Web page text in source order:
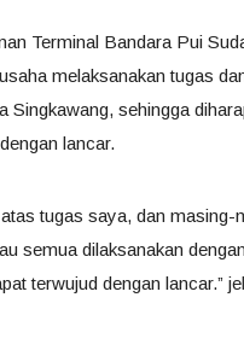
Terminal Bandara Pui
melaksanakan tugas
Singkawang, sehingga
lancar.
tugas saya, dan
semua dilaksanakan
terwujud dengan lancar.”